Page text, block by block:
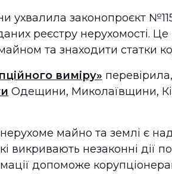
ухвалила законопроєкт
реєстру нерухомості.
та знаходити статки
виміру»
Одещини, Миколаївщини,
майно та землі є
викривають незаконні дії
допоможе